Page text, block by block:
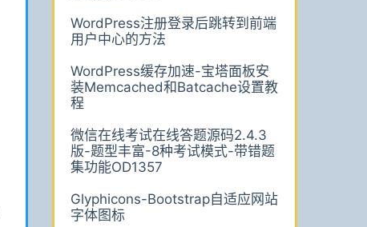
WordPress注册登录后跳转到前端
用户中心的方法
WordPress缓存加速-宝塔面板安
装Memcached和Batcache设置教
程
微信在线考试在线答题源码2.4.3
版-题型丰富-8种考试模式-带错题
集功能OD1357
Glyphicons-Bootstrap自适应网站
字体图标